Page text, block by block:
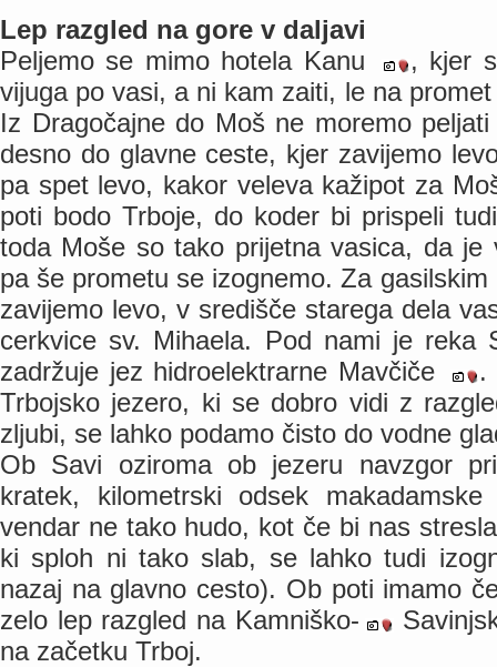
Lep razgled na gore v daljavi
Peljemo se mimo hotela Kanu
, kjer
vijuga po vasi, a ni kam zaiti, le na
Iz Dragočajne do Moš ne moremo
desno do glavne ceste, kjer zavijemo
pa spet levo, kakor veleva kažipot za
poti bodo Trboje, do koder bi prispeli
toda Moše so tako prijetna vasica, da je
pa še prometu se izognemo. Za
zavijemo levo, v središče starega dela
cerkvice sv. Mihaela. Pod nami je reka
zadržuje jez hidroelektrarne Mavčiče
.
Trbojsko jezero, ki se dobro vidi z
zljubi, se lahko podamo čisto do vodne
Ob Savi oziroma ob jezeru navzgor
kratek, kilometrski odsek
vendar ne tako hudo, kot če bi nas
ki sploh ni tako slab, se lahko tudi
nazaj na glavno cesto). Ob poti imamo
zelo lep razgled na Kamniško-
na začetku Trboj.